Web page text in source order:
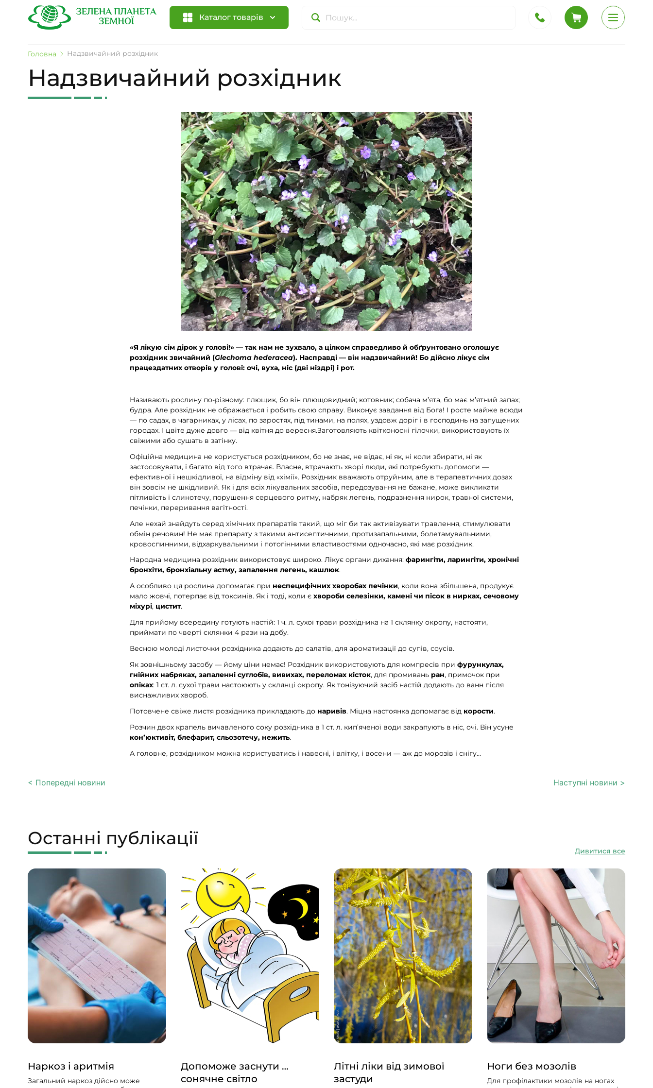
Каталог товарів
Головна Надзвичайний розхідник
Надзвичайний розхідник
«Я лікую сім дірок у голові!» — так нам не зухвало, а цілком справедливо й обґрунтовано оголошує
розхідник звичайний (Glechoma hederacea). Насправді — він надзвичайний! Бо дійсно лікує сім
працездатних отворів у голові: очі, вуха, ніс (дві ніздрі) і рот.
Називають рослину по-різному: плющик, бо він плющовидний; котовник; собача м’ята, бо має м’ятний запах;
будра. Але розхідник не ображається і робить свою справу. Виконує завдання від Бога! І росте майже всюди
— по садах, в чагарниках, у лісах, по заростях, під тинами, на полях, уздовж доріг і в господинь на запущених
городах. І цвіте дуже довго — від квітня до вересня.Заготовляють квітконосні гілочки, використовують їх
свіжими або сушать в затінку.
Офіційна медицина не користується розхідником, бо не знає, не відає, ні як, ні коли збирати, ні як
застосовувати, і багато від того втрачає. Власне, втрачають хворі люди, які потребують допомоги —
ефективної і нешкідливої, на відміну від «хімії». Розхідник вважають отруйним, але в терапевтичних дозах
він зовсім не шкідливий. Як і для всіх лікувальних засобів, передозування не бажане, може викликати
пітливість і слинотечу, порушення серцевого ритму, набряк легень, подразнення нирок, травної системи,
печінки, переривання вагітності.
Але нехай знайдуть серед хімічних препаратів такий, що міг би так активізувати травлення, стимулювати
обмін речовин! Не має препарату з такими антисептичними, протизапальними, болетамувальними,
кровоспинними, відхаркувальними і потогінними властивостями одночасно, які має розхідник.
Народна медицина розхідник використовує широко. Лікує органи дихання: фарингіти, ларингіти, хронічні
бронхіти, бронхіальну астму, запалення легень, кашлюк.
А особливо ця рослина допомагає при неспецифічних хворобах печінки, коли вона збільшена, продукує
мало жовчі, потерпає від токсинів. Як і тоді, коли є хвороби селезінки, камені чи пісок в нирках, сечовому
міхурі, цистит.
Для прийому всередину готують настій: 1 ч. л. сухої трави розхідника на 1 склянку окропу, настояти,
приймати по чверті склянки 4 рази на добу.
Весною молоді листочки розхідника додають до салатів, для ароматизації до супів, соусів.
Як зовнішньому засобу — йому ціни немає! Розхідник використовують для компресів при фурункулах,
гнійних набряках, запаленні суглобів, вивихах, переломах кісток, для промивань ран, примочок при
опіках: 1 ст. л. сухої трави настоюють у склянці окропу. Як тонізуючий засіб настій додають до ванн після
виснажливих хвороб.
Потовчене свіже листя розхідника прикладають до наривів. Міцна настоянка допомагає від корости.
Розчин двох крапель вичавленого соку розхідника в 1 ст. л. кип’яченої води закрапують в ніс, очі. Він усуне
кон’юктивіт, блефарит, сльозотечу, нежить.
А головне, розхідником можна користуватись і навесні, і влітку, і восени — аж до морозів і снігу...
< Попередні новини Наступні новини >
Дивитися все
Останні публікації
Наркоз і аритмія
Загальний наркоз дійсно може
Допоможе заснути …
сонячне світло
Літні ліки від зимової
застуди
Ноги без мозолів
Для профілактики мозолів на ногах